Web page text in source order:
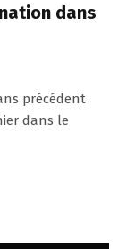
dans
précédent
dans le